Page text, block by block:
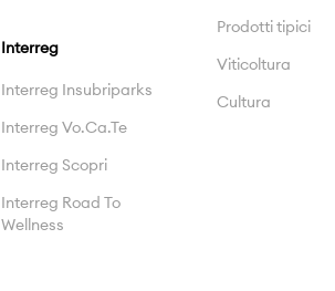
Interreg
Interreg Insubriparks
Interreg Vo.Ca.Te
Interreg Scopri
Interreg Road To
Wellness
Prodotti tipici
Viticoltura
Cultura